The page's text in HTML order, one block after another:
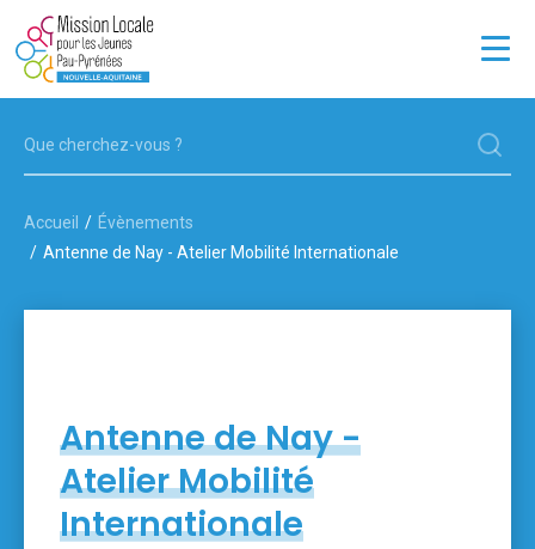
JEUNES
ENTREPRISES
LA MISSION LOCALE
OFFRES D'EMPLOI
Accueil
Évènements
Antenne de Nay - Atelier Mobilité Internationale
Antenne de Nay -
Atelier Mobilité
Internationale